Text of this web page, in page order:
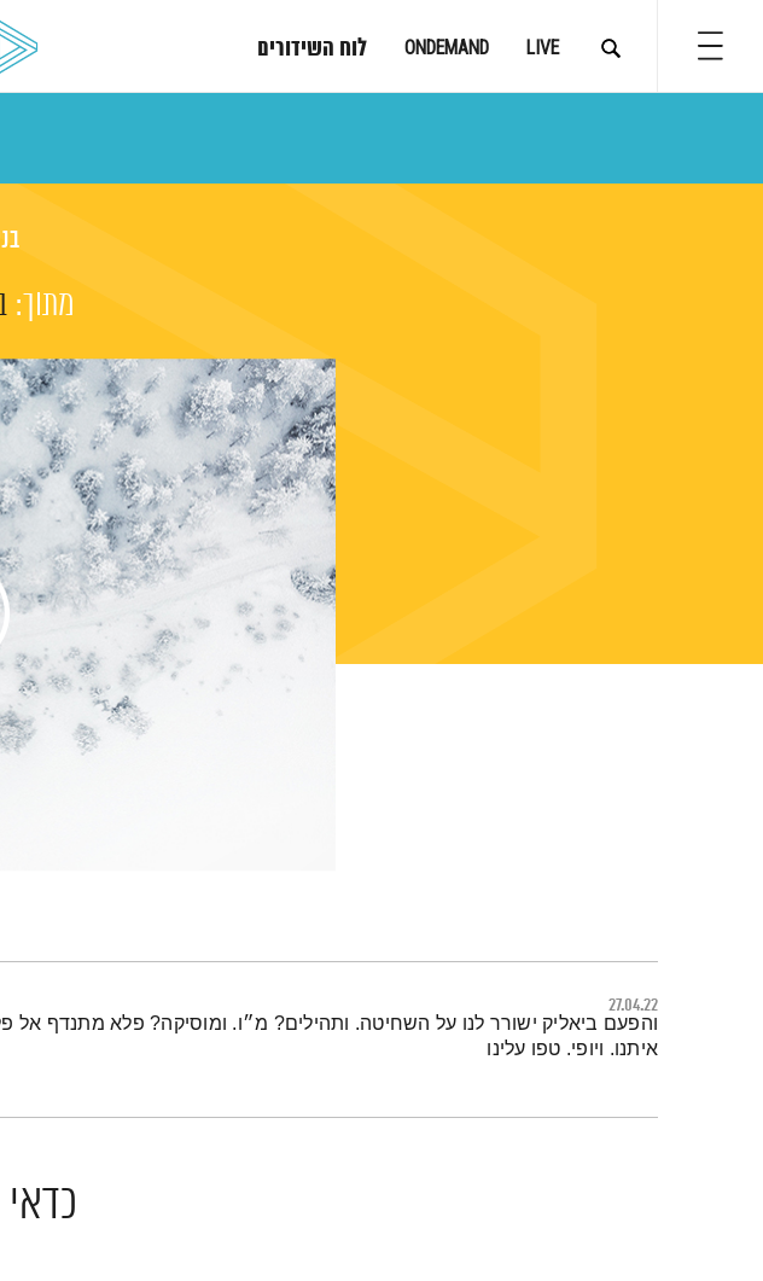
LIVE
ONDEMAND לוח השידורים
מתוך:
27.04.22
תמצית הפודקאסט
והפעם ביאליק ישורר לנו על השחיטה. ותהילים? מ״ו. ומוסיקה? פלא מתנדף אל
איתנו. ויופי. טפו עלינו